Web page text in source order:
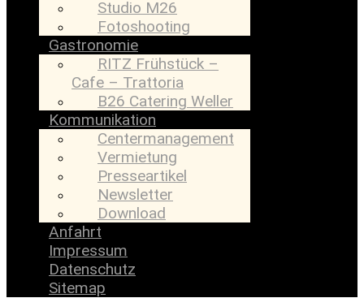
Studio M26
Fotoshooting
Gastronomie
RITZ Frühstück –
Cafe – Trattoria
B26 Catering Weller
Kommunikation
Centermanagement
Vermietung
Presseartikel
Newsletter
Download
Anfahrt
Impressum
Datenschutz
Sitemap